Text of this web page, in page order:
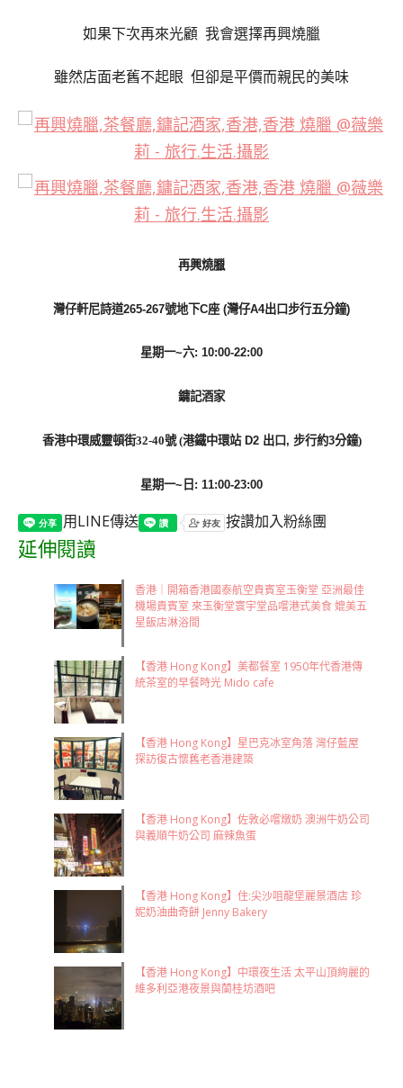
如果下次再來光顧 我會選擇再興燒臘
雖然店面老舊不起眼 但卻是平價而親民的美味
再興燒臘
灣仔軒尼詩道265-267號地下C座 (灣仔A4出口步行五分鐘)
星期一~六: 10:00-22:00
鏞記酒家
香港中環威靈頓街32-40號 (港鐵中環站 D2 出口, 步行約3分鐘)
星期一~日: 11:00-23:00
用LINE傳送 按讚加入粉絲團
延伸閱讀
香港｜開箱香港國泰航空貴賓室玉衡堂 亞洲最佳
機場貴賓室 來玉衡堂寰宇堂品嚐港式美食 媲美五
星飯店淋浴間
【香港 Hong Kong】美都餐室 1950年代香港傳
統茶室的早餐時光 Mido cafe
【香港 Hong Kong】星巴克冰室角落 灣仔藍屋
探訪復古懷舊老香港建築
【香港 Hong Kong】佐敦必嚐燉奶 澳洲牛奶公司
與義順牛奶公司 麻辣魚蛋
【香港 Hong Kong】住:尖沙咀龍堡麗景酒店 珍
妮奶油曲奇餅 Jenny Bakery
【香港 Hong Kong】中環夜生活 太平山頂絢麗的
維多利亞港夜景與蘭桂坊酒吧